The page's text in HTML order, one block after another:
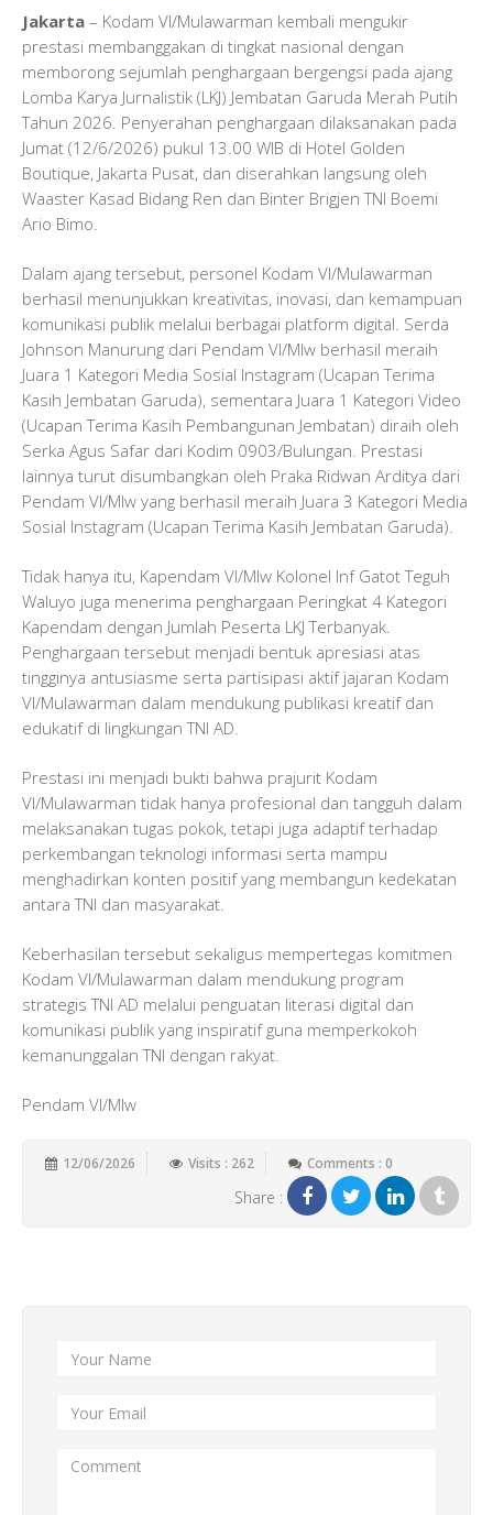
Jakarta – Kodam VI/Mulawarman kembali mengukir
prestasi membanggakan di tingkat nasional dengan
memborong sejumlah penghargaan bergengsi pada ajang
Lomba Karya Jurnalistik (LKJ) Jembatan Garuda Merah Putih
Tahun 2026. Penyerahan penghargaan dilaksanakan pada
Jumat (12/6/2026) pukul 13.00 WIB di Hotel Golden
Boutique, Jakarta Pusat, dan diserahkan langsung oleh
Waaster Kasad Bidang Ren dan Binter Brigjen TNI Boemi
Ario Bimo.
Dalam ajang tersebut, personel Kodam VI/Mulawarman
berhasil menunjukkan kreativitas, inovasi, dan kemampuan
komunikasi publik melalui berbagai platform digital. Serda
Johnson Manurung dari Pendam VI/Mlw berhasil meraih
Juara 1 Kategori Media Sosial Instagram (Ucapan Terima
Kasih Jembatan Garuda), sementara Juara 1 Kategori Video
(Ucapan Terima Kasih Pembangunan Jembatan) diraih oleh
Serka Agus Safar dari Kodim 0903/Bulungan. Prestasi
lainnya turut disumbangkan oleh Praka Ridwan Arditya dari
Pendam VI/Mlw yang berhasil meraih Juara 3 Kategori Media
Sosial Instagram (Ucapan Terima Kasih Jembatan Garuda).
Tidak hanya itu, Kapendam VI/Mlw Kolonel Inf Gatot Teguh
Waluyo juga menerima penghargaan Peringkat 4 Kategori
Kapendam dengan Jumlah Peserta LKJ Terbanyak.
Penghargaan tersebut menjadi bentuk apresiasi atas
tingginya antusiasme serta partisipasi aktif jajaran Kodam
VI/Mulawarman dalam mendukung publikasi kreatif dan
edukatif di lingkungan TNI AD.
Prestasi ini menjadi bukti bahwa prajurit Kodam
VI/Mulawarman tidak hanya profesional dan tangguh dalam
melaksanakan tugas pokok, tetapi juga adaptif terhadap
perkembangan teknologi informasi serta mampu
menghadirkan konten positif yang membangun kedekatan
antara TNI dan masyarakat.
Keberhasilan tersebut sekaligus mempertegas komitmen
Kodam VI/Mulawarman dalam mendukung program
strategis TNI AD melalui penguatan literasi digital dan
komunikasi publik yang inspiratif guna memperkokoh
kemanunggalan TNI dengan rakyat.
Pendam VI/Mlw
12/06/2026 Visits : 262 Comments : 0
Share :